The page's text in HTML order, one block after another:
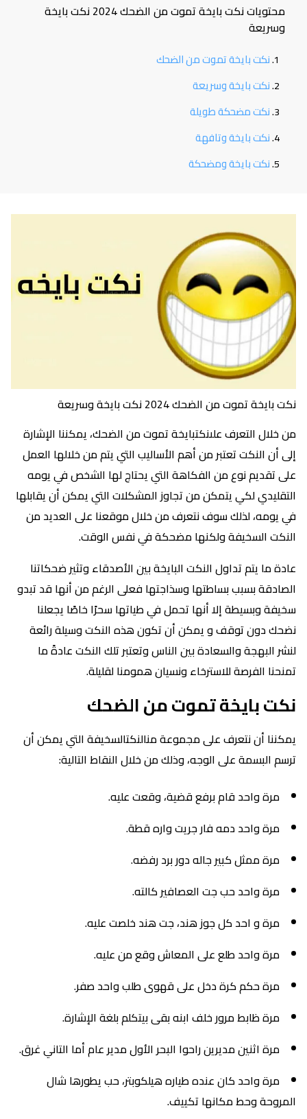
محتويات نكت بايخة تموت من الضحك 2024 نكت بايخة
وسريعة
نكت بايخة تموت من الضحك
نكت بايخة وسريعة
نكت مضحكة طويلة
نكت بايخة وتافهة
نكت بايخة ومضحكة
نكت بايخة تموت من الضحك 2024 نكت بايخة وسريعة
من خلال التعرف علىنكتبايخة تموت من الضحك، يمكننا الإشارة
إلى أن النكت تعتبر من أهم الأساليب التي يتم من خلالها العمل
على تقديم نوع من الفكاهة التي يحتاج لها الشخص في يومه
التقليدي لكي يتمكن من تجاوز المشكلات التي يمكن أن يقابلها
في يومه، لذلك سوف نتعرف من خلال موقعنا على العديد من
النكت السخيفة ولكنها مضحكة في نفس الوقت.
عادة ما يتم تداول النكت البايخة بين الأصدقاء وتثير ضحكاتنا
الصادقة بسبب بساطتها وسذاجتها فعلى الرغم من أنها قد تبدو
سخيفة وبسيطة إلا أنها تحمل في طياتها سحرًا خاصًا يجعلنا
نضحك دون توقف و يمكن أن تكون هذه النكت وسيلة رائعة
لنشر البهجة والسعادة بين الناس وتعتبر تلك النكت عادةً ما
تمنحنا الفرصة للاسترخاء ونسيان همومنا لقليلة.
نكت بايخة تموت من الضحك
يمكننا أن نتعرف على مجموعة منالنكتالسخيفة التي يمكن أن
ترسم البسمة على الوجه، وذلك من خلال النقاط التالية:
مرة واحد قام برفع قضية، وقعت عليه.
مرة واحد دمه فار جريت واره قطة.
مرة ممثل كبير جاله دور برد رفضه.
مرة واحد حب جت العصافير كالته.
مرة و احد كل جوز هند، جت هند خلصت عليه.
مرة واحد طلع على المعاش وقع من عليه.
مرة حكم كرة دخل على قهوى طلب واحد صفر.
مرة ظابط مرور خلف ابنه بقى بيتكلم بلغة الإشارة.
مرة اثنين مديرين راحوا البحر الأول مدير عام أما التاني غرق.
مرة واحد كان عنده طياره هيلكوبتر، حب يطورها شال
المروحة وحط مكانها تكييف.